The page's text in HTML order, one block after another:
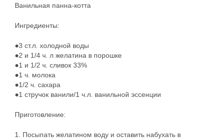
Ванильная панна-котта
Ингредиенты:
●3 ст.л. холодной воды
●2 и 1/4 ч. л желатина в порошке
●1 и 1/2 ч. сливок 33%
●1 ч. молока
●1/2 ч. сахара
●1 стручок ванили/1 ч.л. ванильной эссенции
Приготовление:
1. Посыпать желатином воду и оставить набухать в